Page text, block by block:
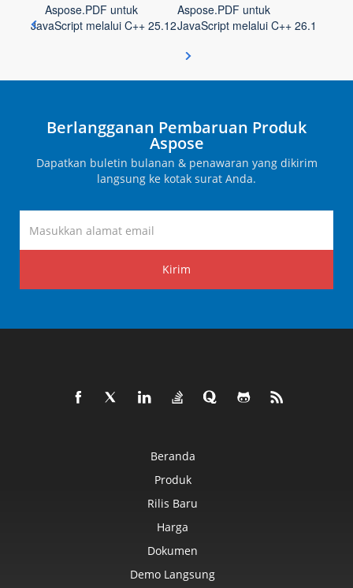
Aspose.PDF untuk
JavaScript melalui C++ 25.12
Aspose.PDF untuk
JavaScript melalui C++ 26.1
Berlangganan Pembaruan Produk
Aspose
Dapatkan buletin bulanan & penawaran yang dikirim
langsung ke kotak surat Anda.
Kirim
Beranda
Produk
Rilis Baru
Harga
Dokumen
Demo Langsung